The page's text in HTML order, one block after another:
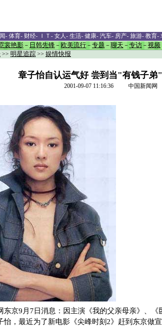
- 体育- 财经- ＩＴ - 女人- 生活- 健康- 汽车- 房产- 旅游- 教育-
裳艳影 － 日韩先锋 － 欧美流行 － 专题 － 聊天 － 专访 － 视频
>> 明星追踪 >> 娱情快报
章子怡自认运气好 尝到当"有钱子弟
2001-09-07 11:16:36 中国新闻网
9月7日消息：因主演《我的父亲母亲》、《
怡，最近为了新电影《尖峰时刻2》赶到东京做